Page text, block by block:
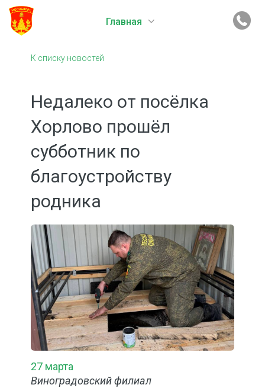
Главная
К списку новостей
Недалеко от посёлка
Хорлово прошёл
субботник по
благоустройству
родника
27 марта
Виноградовский филиал